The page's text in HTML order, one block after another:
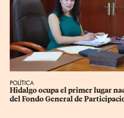
POLÍTICA
Hidalgo ocupa el primer lugar
del Fondo General de